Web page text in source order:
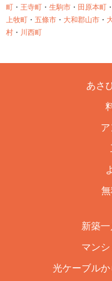
町 ・ 王寺町 ・ 生駒市 ・ 田原本町 ・
上牧町 ・ 五條市 ・ 大和郡山市 ・
村 ・ 川西町
あさ
新築
マン
光ケーブル